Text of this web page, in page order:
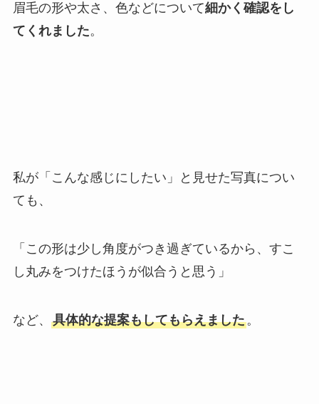
眉毛の形や太さ、色などについて細かく確認をし
てくれました。
私が「こんな感じにしたい」と見せた写真につい
ても、
「この形は少し角度がつき過ぎているから、すこ
し丸みをつけたほうが似合うと思う」
など、 具体的な提案もしてもらえました。